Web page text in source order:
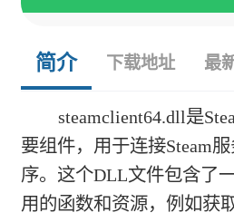
简介 下载地址 最
steamclient64.dll是
要组件，用于连接Steam
序。这个DLL文件包含了
用的函数和资源，例如获